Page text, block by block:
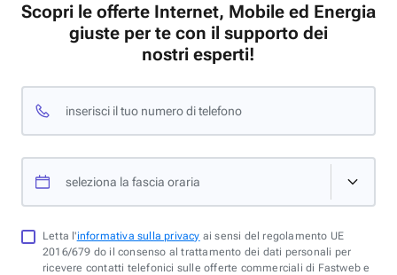
Scopri le offerte Internet, Mobile ed Energia
giuste per te con il supporto dei
nostri esperti!
inserisci il tuo numero di telefono
seleziona la fascia oraria
Letta l'informativa sulla privacy ai sensi del regolamento UE
2016/679 do il consenso al trattamento dei dati personali per
ricevere contatti telefonici sulle offerte commerciali di Fastweb e